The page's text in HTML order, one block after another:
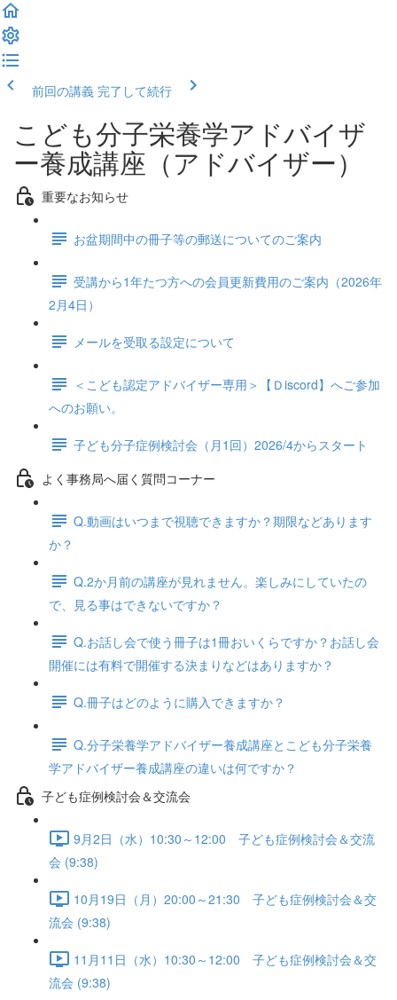
前回の講義 完了して続行
こども分子栄養学アドバイザ
ー養成講座（アドバイザー）
重要なお知らせ
お盆期間中の冊子等の郵送についてのご案内
受講から1年たつ方への会員更新費用のご案内（2026年
2月4日）
メールを受取る設定について
＜こども認定アドバイザー専用＞【Ｄiscord】へご参加
へのお願い。
子ども分子症例検討会（月1回）2026/4からスタート
よく事務局へ届く質問コーナー
Q.動画はいつまで視聴できますか？期限などあります
か？
Q.2か月前の講座が見れません。楽しみにしていたの
で、見る事はできないですか？
Q.お話し会で使う冊子は1冊おいくらですか？お話し会
開催には有料で開催する決まりなどはありますか？
Q.冊子はどのように購入できますか？
Q.分子栄養学アドバイザー養成講座とこども分子栄養
学アドバイザー養成講座の違いは何ですか？
子ども症例検討会＆交流会
9月2日（水）10:30～12:00 子ども症例検討会＆交流
会 (9:38)
10月19日（月）20:00～21:30 子ども症例検討会＆交
流会 (9:38)
11月11日（水）10:30～12:00 子ども症例検討会＆交
流会 (9:38)